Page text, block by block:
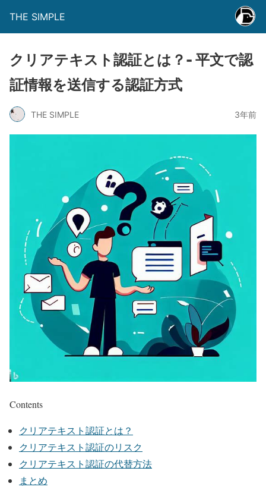
THE SIMPLE
クリアテキスト認証とは？- 平文で認
証情報を送信する認証方式
THE SIMPLE 3年前
Contents
クリアテキスト認証とは？
クリアテキスト認証のリスク
クリアテキスト認証の代替方法
まとめ